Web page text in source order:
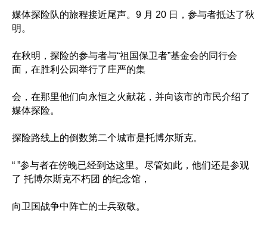
媒体探险队的旅程接近尾声。9 月 20 日，参与者抵达了秋
明。
在秋明，探险的参与者与“祖国保卫者”基金会的同行会
面，在胜利公园举行了庄严的集
会，在那里他们向永恒之火献花，并向该市的市民介绍了
媒体探险。
探险路线上的倒数第二个城市是托博尔斯克。
“ ”参与者在傍晚已经到达这里。尽管如此，他们还是参观
了 托博尔斯克不朽团 的纪念馆，
向卫国战争中阵亡的士兵致敬。